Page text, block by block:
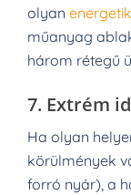
olyan
műanyag
három rétegű
7. Extrém
Ha olyan
körülmények
forró nyár), a